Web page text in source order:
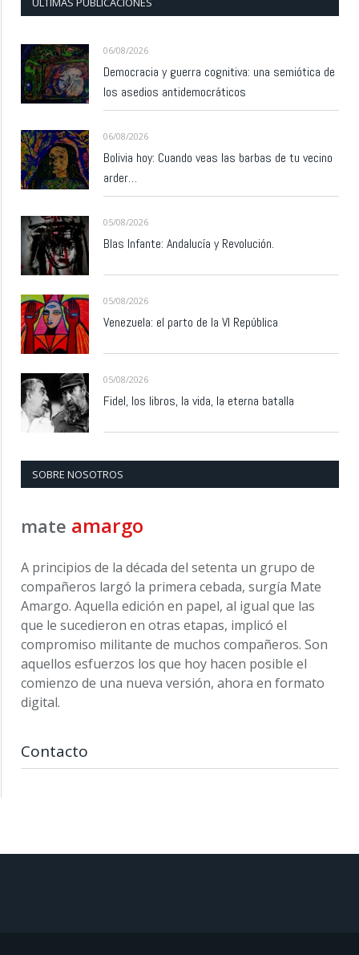
06/08/2026
Democracia y guerra cognitiva: una semiótica de
los asedios antidemocráticos
06/08/2026
Bolivia hoy: Cuando veas las barbas de tu vecino
arder…
05/08/2026
Blas Infante: Andalucía y Revolución.
05/08/2026
Venezuela: el parto de la VI República
05/08/2026
Fidel, los libros, la vida, la eterna batalla
SOBRE NOSOTROS
mate amargo
A principios de la década del setenta un grupo de
compañeros largó la primera cebada, surgía Mate
Amargo. Aquella edición en papel, al igual que las
que le sucedieron en otras etapas, implicó el
compromiso militante de muchos compañeros. Son
aquellos esfuerzos los que hoy hacen posible el
comienzo de una nueva versión, ahora en formato
digital.
Contacto